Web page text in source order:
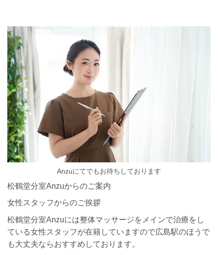
Anzuにてでもお待ちしております
松鶴堂分室Anzuからのご案内
女性スタッフからのご挨拶
松鶴堂分室Anzuには整体マッサージをメインで治療をし
ている女性スタッフが在籍していますので広島駅のほうで
も大丈夫ならおすすめしております。